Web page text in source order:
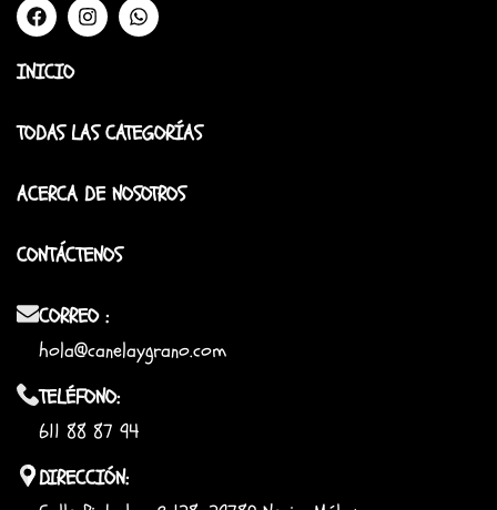
INICIO
TODAS LAS CATEGORÍAS
ACERCA DE NOSOTROS
CONTÁCTENOS
CORREO :
hola@canelaygrano.com
TELÉFONO:
611 88 87 94
DIRECCIÓN: